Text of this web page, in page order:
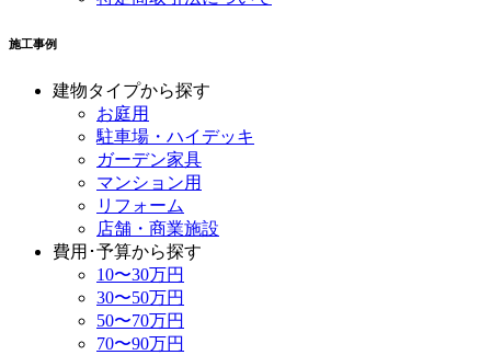
施工事例
建物タイプから探す
お庭用
駐車場・ハイデッキ
ガーデン家具
マンション用
リフォーム
店舗・商業施設
費用･予算から探す
10〜30万円
30〜50万円
50〜70万円
70〜90万円